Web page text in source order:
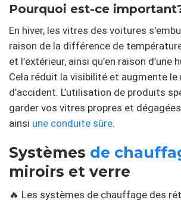
Pourquoi est-ce
En hiver, les vitres des voitures
raison de la différence de
et l’extérieur, ainsi qu’en raison d’une
Cela réduit la visibilité et augmente le
d’accident. L’utilisation de produits
garder vos vitres propres et
ainsi une conduite sûre.
Systèmes de
miroirs et verre
🔥 Les systèmes de chauffage des